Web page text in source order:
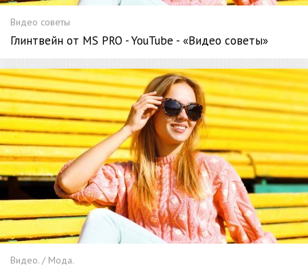
Видео советы
Глинтвейн от MS PRO - YouTube - «Видео советы»
Видео. / Мода.